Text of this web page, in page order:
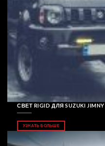
СВЕТ RIGID ДЛЯ SUZUKI JIMNY
УЗНАТЬ БОЛЬШЕ